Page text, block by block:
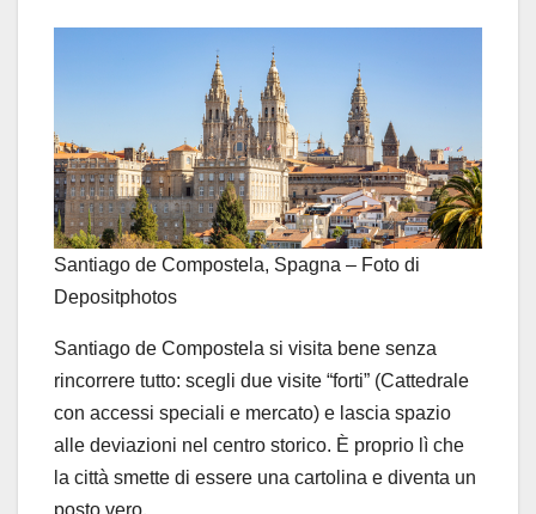
Santiago de Compostela, Spagna – Foto di
Depositphotos
Santiago de Compostela si visita bene senza
rincorrere tutto: scegli due visite “forti” (Cattedrale
con accessi speciali e mercato) e lascia spazio
alle deviazioni nel centro storico. È proprio lì che
la città smette di essere una cartolina e diventa un
posto vero.